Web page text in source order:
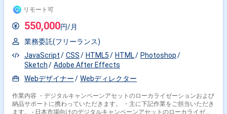
リモート可
550,000円/月
業務委託(フリーランス)
JavaScript
CSS HTML5 HTML
Photoshop
Sketch
Adobe After Effects
Webデザイナー
Webディレクター
作業内容 ・デジタルキャンペーンアセットのローカライゼーションおよび
納品サポートに携わっていただきます。 ・主に下記作業をご担当いただき
ます。 - 日本市場向けのデジタルキャンペーンアセットのローカライゼー